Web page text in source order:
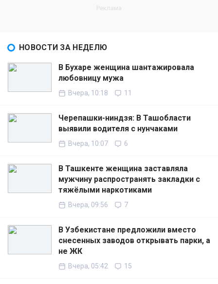
НОВОСТИ ЗА НЕДЕЛЮ
В Бухаре женщина шантажировала
любовницу мужа
Вчера, 10:18 11
Черепашки-ниндзя: В Ташобласти
выявили водителя с нунчаками
Вчера, 10:07 6
В Ташкенте женщина заставляла
мужчину распространять закладки с
тяжёлыми наркотиками
Вчера, 09:56 7
В Узбекистане предложили вместо
снесенных заводов открывать парки, а
не ЖК
Вчера, 05:42 15